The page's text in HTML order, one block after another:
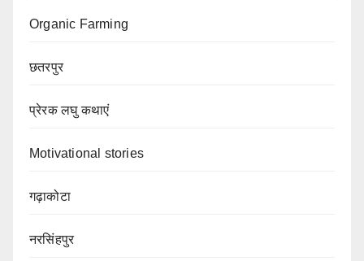
Organic Farming
छतरपुर
प्रेरक लघु कथाएं
Motivational stories
गढ़ाकोटा
नरसिंहपुर